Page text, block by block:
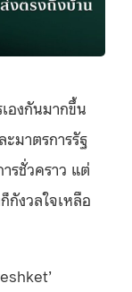
องกันมากขึ้น
มาตรการรัฐ
รชั่วคราว แต่
งวลใจเหลือ